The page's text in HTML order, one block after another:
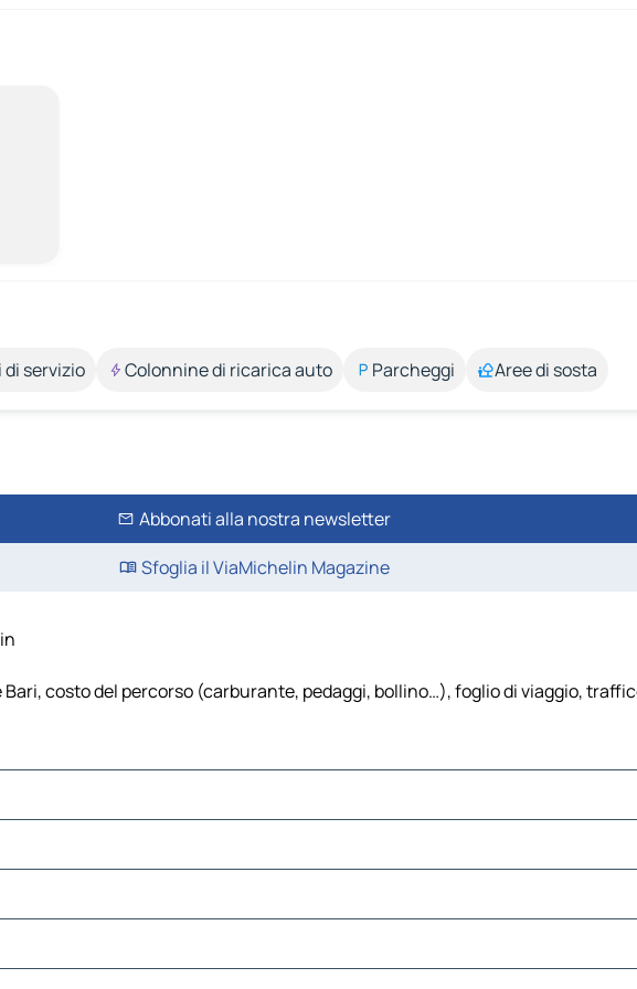
servizio Colonnine di ricarica auto Parcheggi Aree di sosta
Abbonati alla nostra newsletter
Sfoglia il ViaMichelin Magazine
costo del percorso (carburante, pedaggi, bollino…), foglio di viaggio,